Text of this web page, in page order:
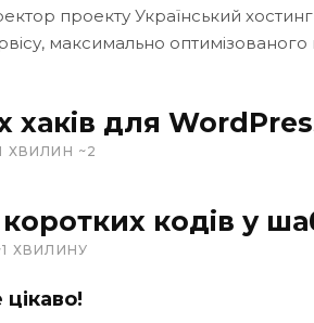
проекту Український
максимально
хаків для
ХВИЛИН ~2
кодів у
ХВИЛИНУ